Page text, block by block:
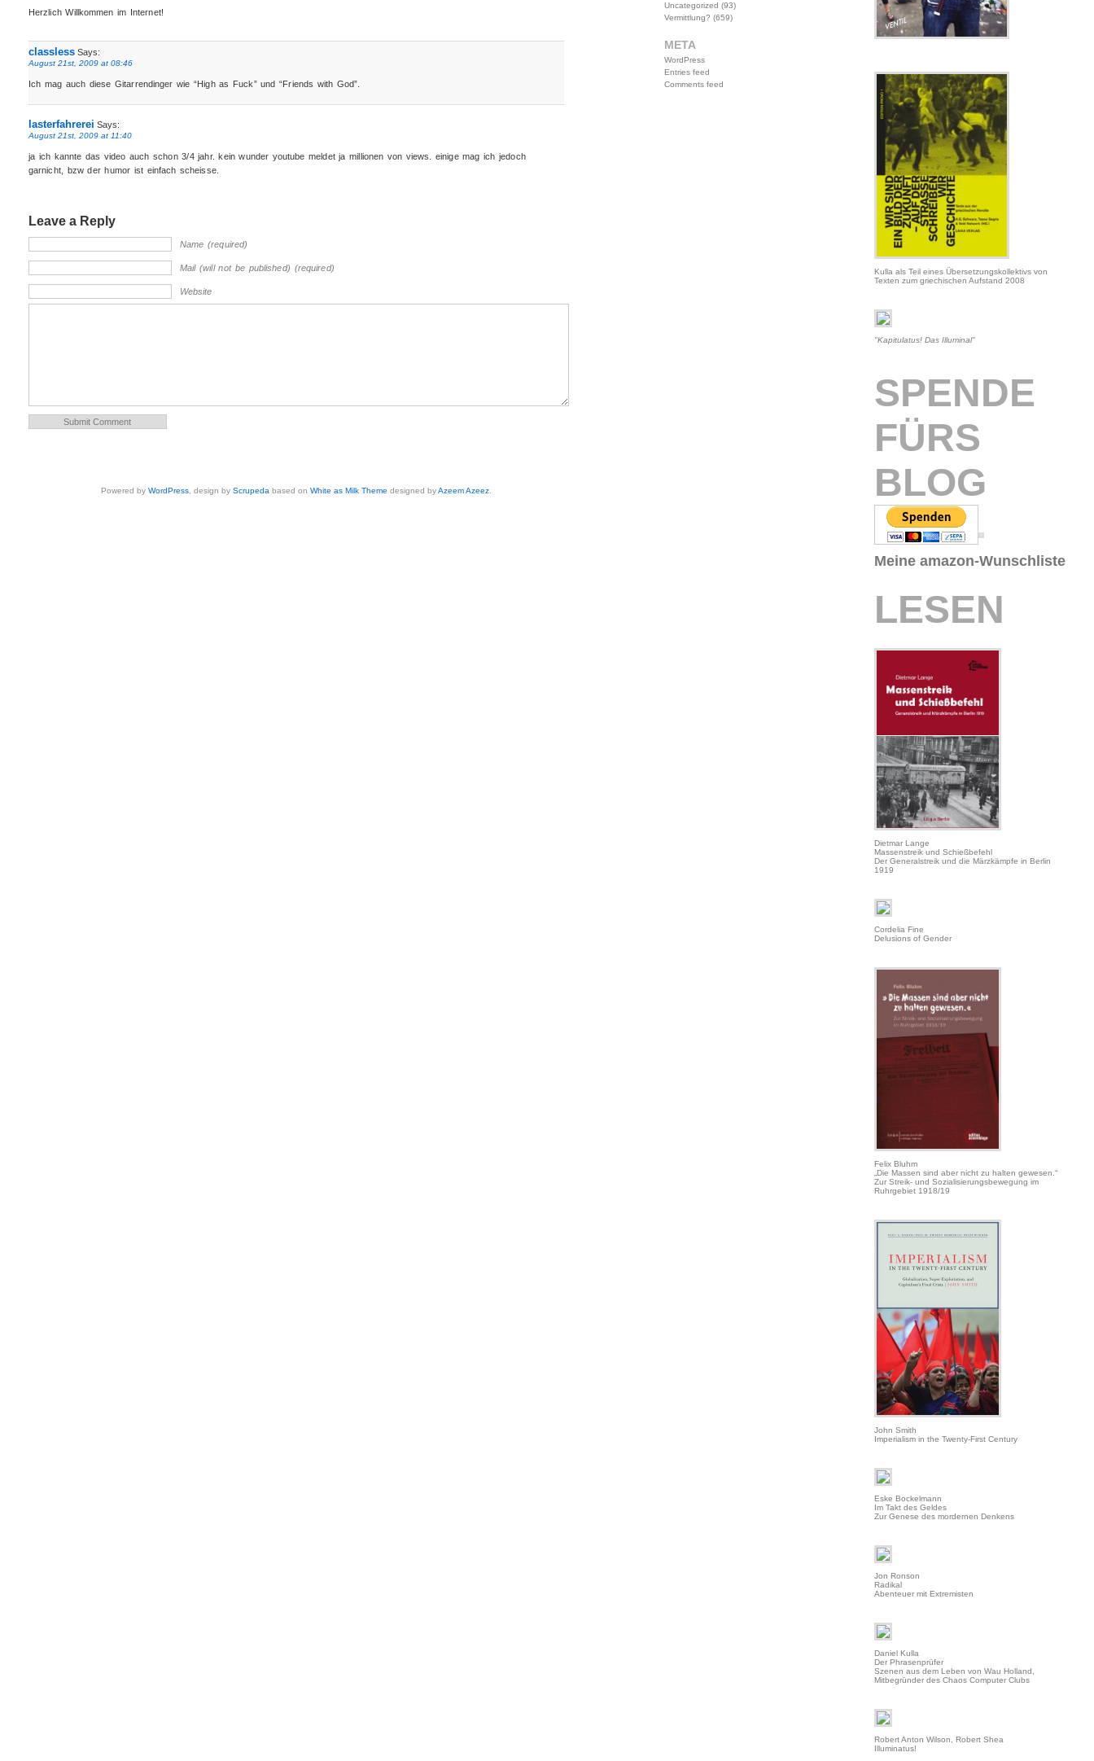
Herzlich Willkommen im Internet!
classlessSays:
August 21st, 2009 at 08:46
Ich mag auch diese Gitarrendinger wie “High as Fuck” und “Friends with God”.
lasterfahrerei Says:
August 21st, 2009 at 11:40
ja ich kannte das video auch schon 3/4 jahr. kein wunder youtube meldet ja millionen von views. einige mag ich jedoch
garnicht, bzw der humor ist einfach scheisse.
Leave a Reply
Name (required)
Mail (will not be published) (required)
Website
Powered byWordPress , design byScrupeda based onWhite as Milk Theme designed byAzeem Azeez
Uncategorized (93)
Vermittlung? (659)
META
WordPress
Entries feed
Comments feed
Kulla als Teil eines Übersetzungskollektivs von
Texten zum griechischen Aufstand 2008
"Kapitulatus! Das Illuminal"
SPENDE
FÜRS
BLOG
Meine amazon-Wunschliste
LESEN
Dietmar Lange
Massenstreik und Schießbefehl
Der Generalstreik und die Märzkämpfe in Berlin
1919
Cordelia Fine
Delusions of Gender
Felix Bluhm
„Die Massen sind aber nicht zu halten gewesen.“
Zur Streik- und Sozialisierungsbewegung im
Ruhrgebiet 1918/19
John Smith
Imperialism in the Twenty-First Century
Eske Bockelmann
Im Takt des Geldes
Zur Genese des mordernen Denkens
Jon Ronson
Radikal
Abenteuer mit Extremisten
Daniel Kulla
Der Phrasenprüfer
Szenen aus dem Leben von Wau Holland,
Mitbegründer des Chaos Computer Clubs
Robert Anton Wilson, Robert Shea
Illuminatus!